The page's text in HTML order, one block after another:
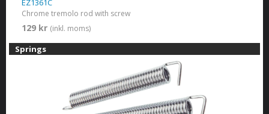
EZ1361C
Chrome tremolo rod with screw
129 kr (inkl. moms)
Springs